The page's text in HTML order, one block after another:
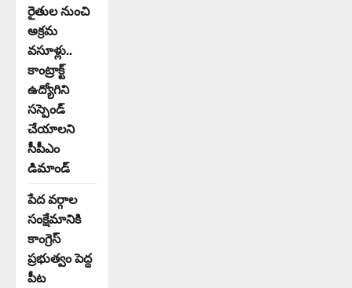
రైతుల నుంచి
అక్రమ
వసూళ్లు..
కాంట్రాక్ట్
ఉద్యోగిని
సస్పెండ్
చేయాలని
సీపీఎం
డిమాండ్
పేద వర్గాల
సంక్షేమానికి
కాంగ్రెస్
ప్రభుత్వం పెద్ద
పీట